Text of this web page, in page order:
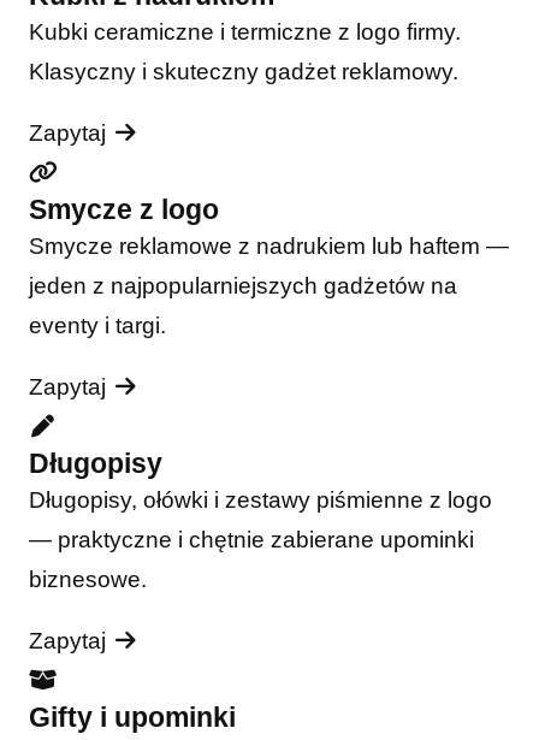
Kubki ceramiczne i termiczne z logo firmy.
Klasyczny i skuteczny gadżet reklamowy.
Zapytaj
Smycze z logo
Smycze reklamowe z nadrukiem lub haftem —
jeden z najpopularniejszych gadżetów na
eventy i targi.
Zapytaj
Długopisy
Długopisy, ołówki i zestawy piśmienne z logo
— praktyczne i chętnie zabierane upominki
biznesowe.
Zapytaj
Gifty i upominki